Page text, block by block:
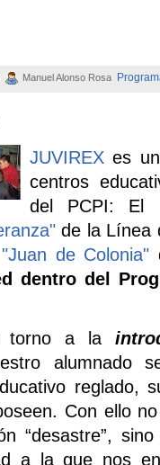
Manuel Alonso Rosa
JUVIREXes
centros
del PCPI: El
de la Línea
de Colonia"
dentro del
torno a la
alumnado
reglado,
Con ello
“desastre”,
a la que nos